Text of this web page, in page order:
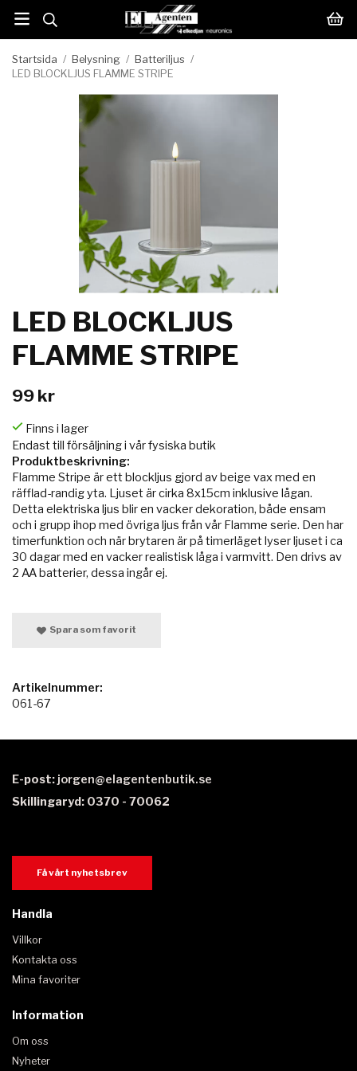
Startsida / Belysning / Batteriljus /
LED BLOCKLJUS FLAMME STRIPE
LED BLOCKLJUS
FLAMME STRIPE
99 kr
Finns i lager
Endast till försäljning i vår fysiska butik
Produktbeskrivning:
Flamme Stripe är ett blockljus gjord av beige vax med en
räfflad-randig yta. Ljuset är cirka 8x15cm inklusive lågan.
Detta elektriska ljus blir en vacker dekoration, både ensam
och i grupp ihop med övriga ljus från vår Flamme serie. Den har
timerfunktion och när brytaren är på timerläget lyser ljuset i ca
30 dagar med en vacker realistisk låga i varmvitt. Den drivs av
2 AA batterier, dessa ingår ej.
Spara som favorit
Artikelnummer:
061-67
E-post: jorgen@elagentenbutik.se
Skillingaryd: 0370 - 70062
Få vårt nyhetsbrev
Handla
Villkor
Kontakta oss
Mina favoriter
Information
Om oss
Nyheter